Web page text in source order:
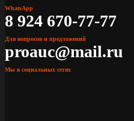
WhatsApp
8 924 670-77-77
Для вопросов и предложений
proauc@mail.ru
Мы в социальных сетях